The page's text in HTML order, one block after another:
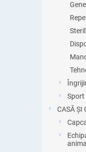
Sport
CASĂ ȘI